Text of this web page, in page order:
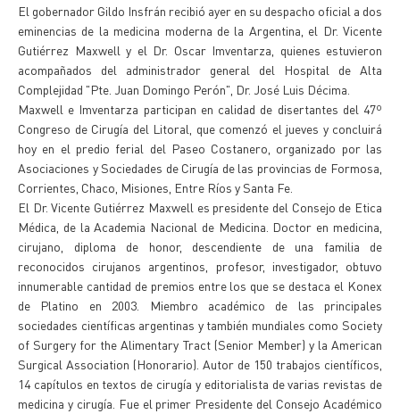
El gobernador Gildo Insfrán recibió ayer en su despacho oficial a dos
eminencias de la medicina moderna de la Argentina, el Dr. Vicente
Gutiérrez Maxwell y el Dr. Oscar Imventarza, quienes estuvieron
acompañados del administrador general del Hospital de Alta
Complejidad "Pte. Juan Domingo Perón", Dr. José Luis Décima.
Maxwell e Imventarza participan en calidad de disertantes del 47º
Congreso de Cirugía del Litoral, que comenzó el jueves y concluirá
hoy en el predio ferial del Paseo Costanero, organizado por las
Asociaciones y Sociedades de Cirugía de las provincias de Formosa,
Corrientes, Chaco, Misiones, Entre Ríos y Santa Fe.
El Dr. Vicente Gutiérrez Maxwell es presidente del Consejo de Etica
Médica, de la Academia Nacional de Medicina. Doctor en medicina,
cirujano, diploma de honor, descendiente de una familia de
reconocidos cirujanos argentinos, profesor, investigador, obtuvo
innumerable cantidad de premios entre los que se destaca el Konex
de Platino en 2003. Miembro académico de las principales
sociedades científicas argentinas y también mundiales como Society
of Surgery for the Alimentary Tract (Senior Member) y la American
Surgical Association (Honorario). Autor de 150 trabajos científicos,
14 capítulos en textos de cirugía y editorialista de varias revistas de
medicina y cirugía. Fue el primer Presidente del Consejo Académico